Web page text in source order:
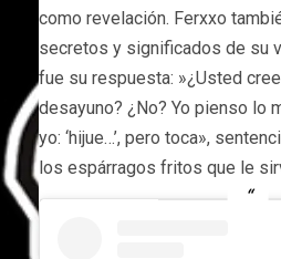
como revelación. Ferxxo
secretos y significados de su
fue su respuesta: »¿Usted
desayuno? ¿No? Yo pienso lo
yo: ‘hijue…’, pero toca»,
los espárragos fritos que le